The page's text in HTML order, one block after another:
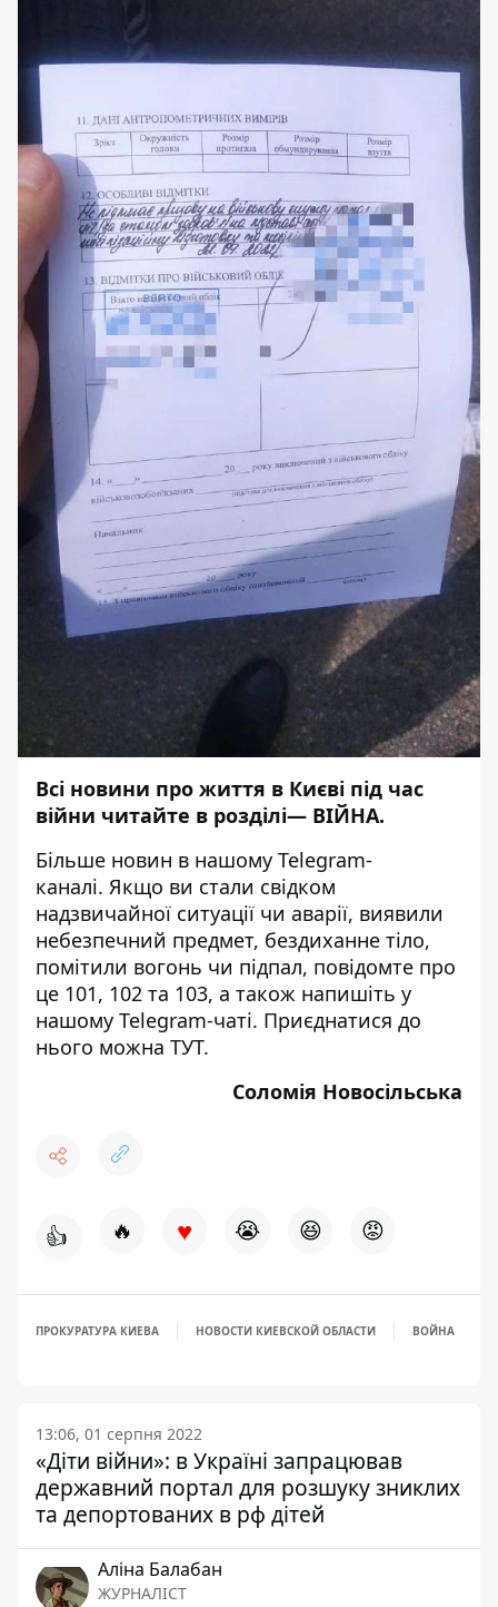
Всі новини про життя в Києві під час
війни читайте в розділі— ВІЙНА.
Більше новин в нашому Telegram-
каналі. Якщо ви стали свідком
надзвичайної ситуації чи аварії, виявили
небезпечний предмет, бездиханне тіло,
помітили вогонь чи підпал, повідомте про
це 101, 102 та 103, а також напишіть у
нашому Telegram-чаті. Приєднатися до
нього можна ТУТ.
Соломія Новосільська
👍 🔥 ♥ 😭 😆 😡
ПРОКУРАТУРА КИЕВА НОВОСТИ КИЕВСКОЙ ОБЛАСТИ ВОЙНА
13:06, 01 серпня 2022
«Діти війни»: в Україні запрацював
державний портал для розшуку зниклих
та депортованих в рф дітей
Аліна Балабан
ЖУРНАЛІСТ